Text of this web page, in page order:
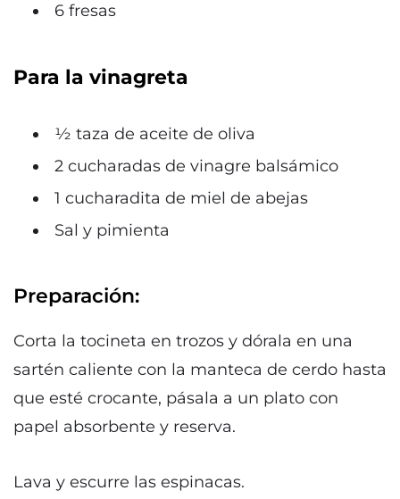
6 fresas
Para la vinagreta
½ taza de aceite de oliva
2 cucharadas de vinagre balsámico
1 cucharadita de miel de abejas
Sal y pimienta
Preparación:
Corta la tocineta en trozos y dórala en una
sartén caliente con la manteca de cerdo hasta
que esté crocante, pásala a un plato con
papel absorbente y reserva.
Lava y escurre las espinacas.